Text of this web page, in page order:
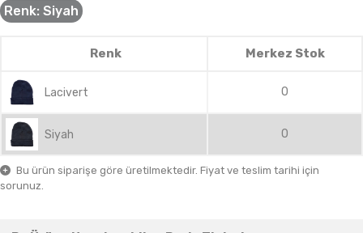
Renk: Siyah
Renk Merkez Stok
Lacivert 0
Siyah 0
Bu ürün siparişe göre üretilmektedir. Fiyat ve teslim tarihi için
sorunuz.